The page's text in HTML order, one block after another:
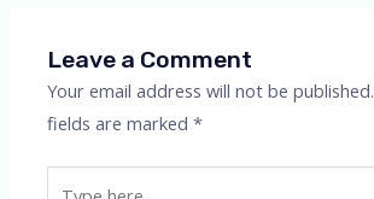
Leave a Comment
Your email address will not be published.
fields are marked*